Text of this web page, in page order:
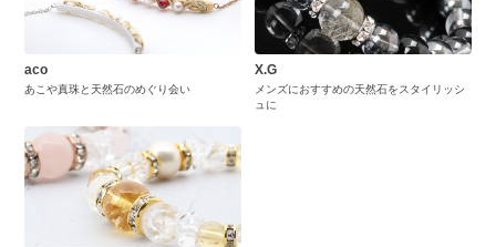
aco
あこや真珠と天然石のめぐり会い
X.G
メンズにおすすめの天然石をスタイリッシ
ュに